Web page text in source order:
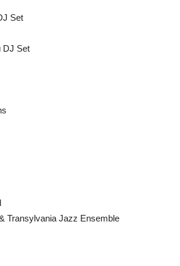
Set
DJ Set
Transylvania Jazz Ensemble